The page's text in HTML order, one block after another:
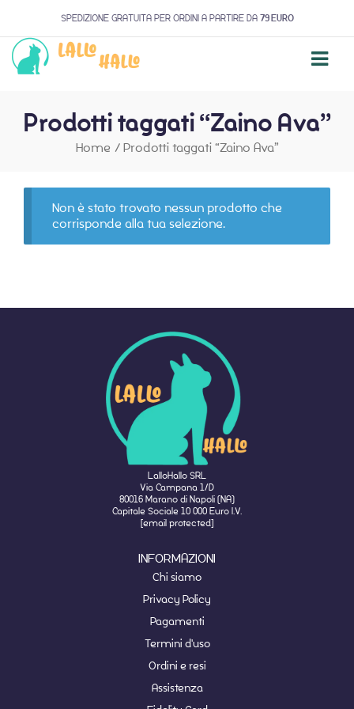
SPEDIZIONE GRATUITA PER ORDINI A PARTIRE DA 79 EURO
Prodotti taggati “Zaino Ava”
Home / Prodotti taggati “Zaino Ava”
Non è stato trovato nessun prodotto che
corrisponde alla tua selezione.
LalloHallo SRL
Via Campana 1/D
80016 Marano di Napoli (NA)
Capitale Sociale 10 000 Euro I.V.
[email protected]
INFORMAZIONI
Chi siamo
Privacy Policy
Pagamenti
Termini d'uso
Ordini e resi
Assistenza